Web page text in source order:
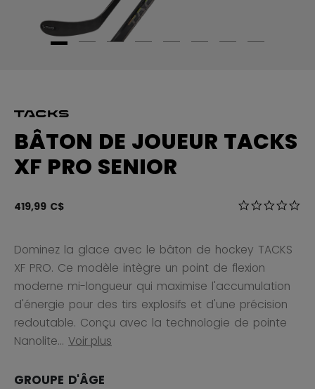
BÂTON DE JOUEUR TACKS
XF PRO SENIOR
419,99 C$ 3,4 sur 5
Dominez la glace avec le bâton de hockey TACKS
XF PRO. Ce modèle intègre un point de flexion
moderne mi-longueur qui maximise l'accumulation
d'énergie pour des tirs explosifs et d'une précision
redoutable. Conçu avec la technologie de pointe
Nanolite... Voir plus
GROUPE D'ÂGE